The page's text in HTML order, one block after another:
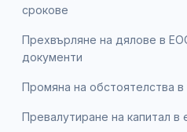
срокове
Прехвърляне на дялове в
документи
Промяна на обстоятелства
Превалутиране на капитал